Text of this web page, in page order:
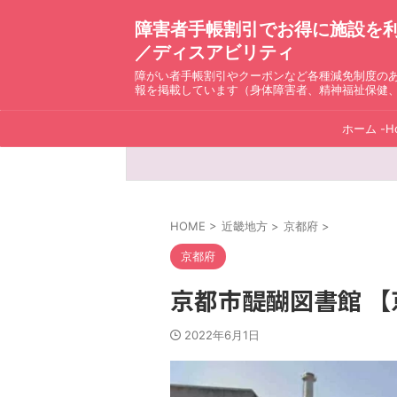
障害者手帳割引でお得に施設を
／ディスアビリティ
障がい者手帳割引やクーポンなど各種減免制度の
報を掲載しています（身体障害者、精神福祉保健
ホーム -
HOME > 近畿地方 > 京都府 >
京都府
京都市醍醐図書館
2022年6月1日